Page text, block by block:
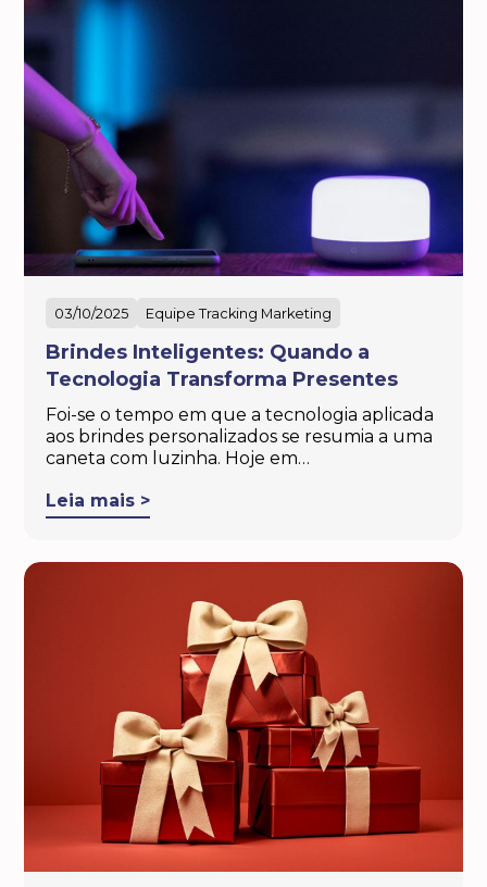
03/10/2025 Equipe Tracking Marketing
Brindes Inteligentes: Quando a
Tecnologia Transforma Presentes
Foi-se o tempo em que a tecnologia aplicada
aos brindes personalizados se resumia a uma
caneta com luzinha. Hoje em…
Leia mais >